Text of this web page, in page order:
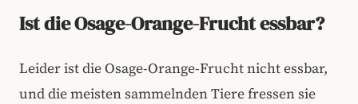
Ist die Osage-Orange-Frucht essbar?
Leider ist die Osage-Orange-Frucht nicht essbar,
und die meisten sammelnden Tiere fressen sie